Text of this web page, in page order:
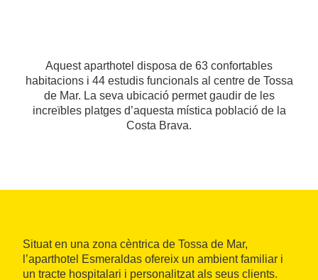
Aquest aparthotel disposa de 63 confortables
habitacions i 44 estudis funcionals al centre de Tossa
de Mar. La seva ubicació permet gaudir de les
increïbles platges d’aquesta mística població de la
Costa Brava.
Situat en una zona cèntrica de Tossa de Mar,
l’aparthotel Esmeraldas ofereix un ambient familiar i
un tracte hospitalari i personalitzat als seus clients.